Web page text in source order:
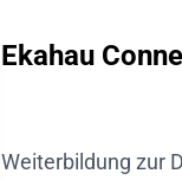
Ekahau
Weiterbildung zur